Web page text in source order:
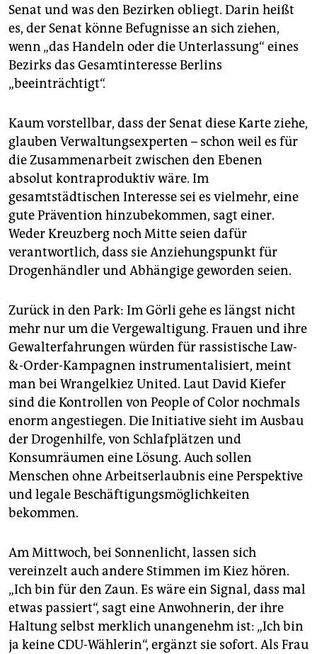
Senat und was den Bezirken obliegt. Darin heißt
es, der Senat könne Befugnisse an sich ziehen,
wenn „das Handeln oder die Unterlassung“ eines
Bezirks das Gesamtinteresse Berlins
„beeinträchtigt“.
Kaum vorstellbar, dass der Senat diese Karte ziehe,
glauben Verwaltungsexperten – schon weil es für
die Zusammenarbeit zwischen den Ebenen
absolut kontraproduktiv wäre. Im
gesamtstädtischen Interesse sei es vielmehr, eine
gute Prävention hinzubekommen, sagt einer.
Weder Kreuzberg noch Mitte seien dafür
verantwortlich, dass sie Anziehungspunkt für
Drogenhändler und Abhängige geworden seien.
Zurück in den Park: Im Görli gehe es längst nicht
mehr nur um die Vergewaltigung. Frauen und ihre
Gewalterfahrungen würden für rassistische Law-
&-Order-Kampagnen instrumentalisiert, meint
man bei Wrangelkiez United. Laut David Kiefer
sind die Kontrollen von People of Color nochmals
enorm angestiegen. Die Initiative sieht im Ausbau
der Drogenhilfe, von Schlafplätzen und
Konsumräumen eine Lösung. Auch sollen
Menschen ohne Arbeitserlaubnis eine Perspektive
und legale Beschäftigungsmöglichkeiten
bekommen.
Am Mittwoch, bei Sonnenlicht, lassen sich
vereinzelt auch andere Stimmen im Kiez hören.
„Ich bin für den Zaun. Es wäre ein Signal, dass mal
etwas passiert“, sagt eine Anwohnerin, der ihre
Haltung selbst merklich unangenehm ist: „Ich bin
ja keine CDU-Wählerin“, ergänzt sie sofort. Als Frau